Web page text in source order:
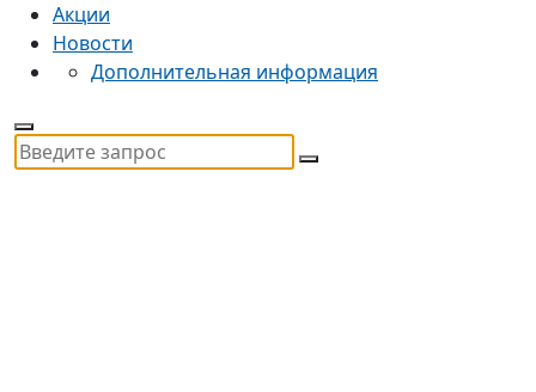
Акции
Новости
Дополнительная информация